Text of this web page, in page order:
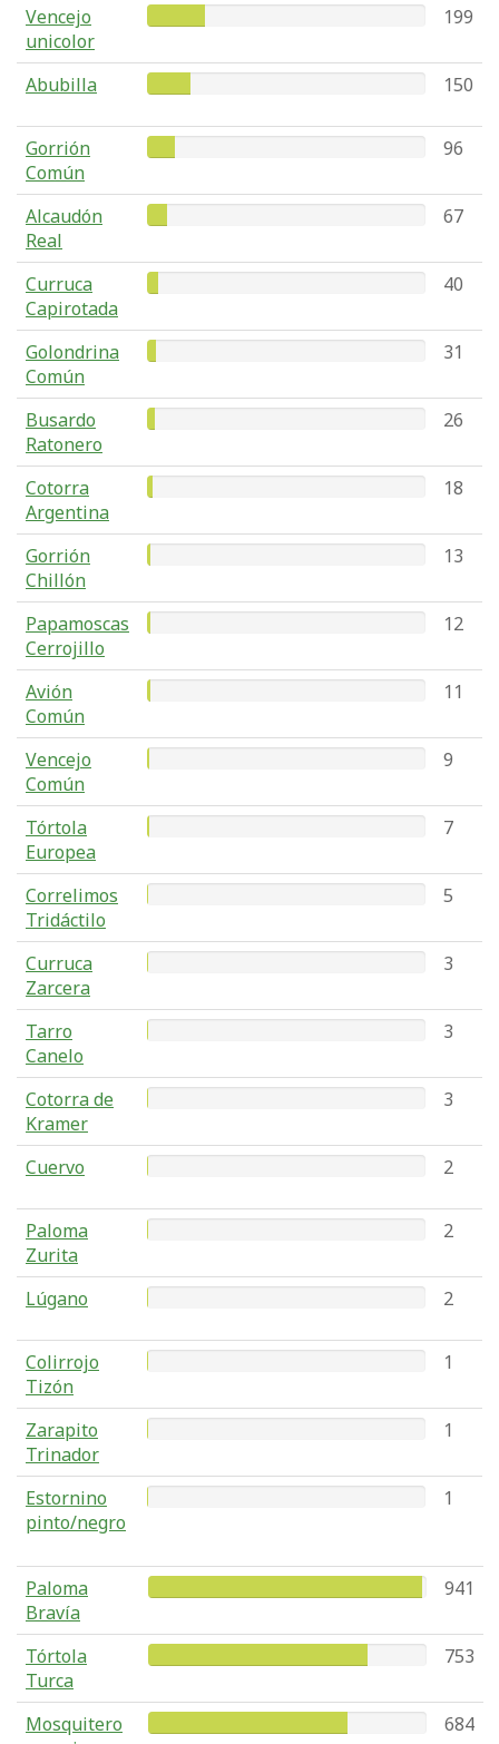
Vencejo
unicolor
199
Abubilla 150
Gorrión
Común
96
Alcaudón
Real
67
Curruca
Capirotada
40
Golondrina
Común
31
Busardo
Ratonero
26
Cotorra
Argentina
18
Gorrión
Chillón
13
Papamoscas
Cerrojillo
12
Avión
Común
11
Vencejo
Común
9
Tórtola
Europea
7
Correlimos
Tridáctilo
5
Curruca
Zarcera
3
Tarro
Canelo
3
Cotorra de
Kramer
3
Cuervo 2
Paloma
Zurita
2
Lúgano 2
Colirrojo
Tizón
1
Zarapito
Trinador
1
Estornino
pinto/negro
1
Paloma
Bravía
941
Tórtola
Turca
753
Mosquitero
684